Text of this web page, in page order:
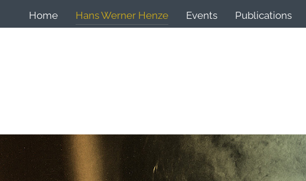
Home Hans Werner Henze Events Publications